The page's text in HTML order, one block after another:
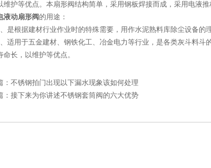
维护等优点。本扇形阀结构简单，采用钢板焊接而成，采用电液推
液动扇形阀 的用途：
根据建材行业作业时的特殊需要，用作水泥熟料库除尘设备的
用于五金建材、钢铁化工、冶金电力等行业，是各类灰斗料斗
命长，以维护等优点。
： 不锈钢拍门出现以下漏水现象该如何处理
： 接下来为你讲述不锈钢套筒阀的六大优势